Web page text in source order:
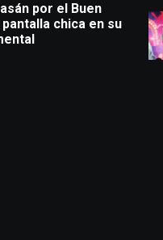
por el Buen
chica en su